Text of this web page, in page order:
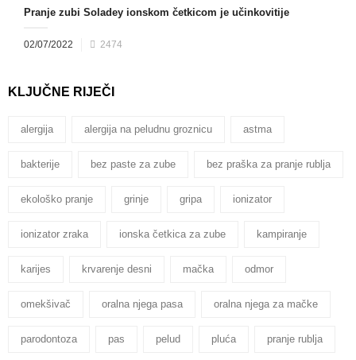
Pranje zubi Soladey ionskom četkicom je učinkovitije
02/07/2022 2474
KLJUČNE RIJEČI
alergija alergija na peludnu groznicu astma
bakterije bez paste za zube bez praška za pranje rublja
ekološko pranje grinje gripa ionizator
ionizator zraka ionska četkica za zube kampiranje
karijes krvarenje desni mačka odmor
omekšivač oralna njega pasa oralna njega za mačke
parodontoza pas pelud pluća pranje rublja